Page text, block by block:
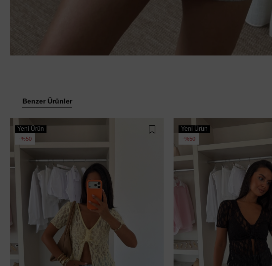
Benzer Ürünler
Yeni Ürün
%50
Yeni Ürün
%50